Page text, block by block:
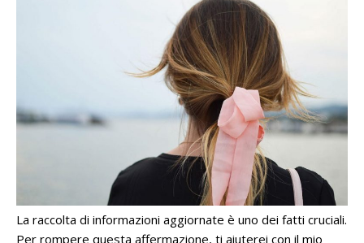
La raccolta di informazioni aggiornate è uno dei fatti cruciali.
Per rompere questa affermazione, ti aiuterei con il mio